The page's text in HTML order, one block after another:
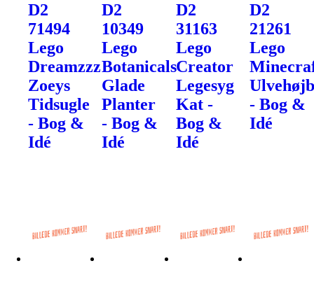
D2
71494
Lego
Dreamzzz
Zoeys
Tidsugle
- Bog &
Idé
D2
10349
Lego
Botanicals
Glade
Planter
- Bog &
Idé
D2
31163
Lego
Creator
Legesyg
Kat -
Bog &
Idé
D2
21261
Lego
- Bog &
Idé